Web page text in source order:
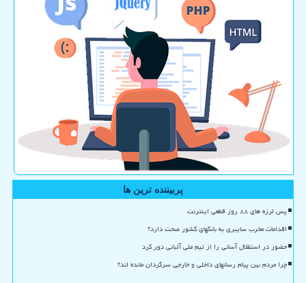
پربیننده ترین ها
پس لرزه های ۸۸ روز قطعی اینترنت
اقدامات مخرب سایبری به بانکهای کشور صحت دارد؟
حضور در استقلال آسانی را از تیم ملی آلبانی دور کرد
چرا مردم بین پیام رسانهای داخلی و خارجی سرگردان مانده اند؟